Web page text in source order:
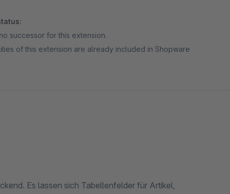
successor for this extension.
of this extension are already included in Shopware
Es lassen sich Tabellenfelder für Artikel,